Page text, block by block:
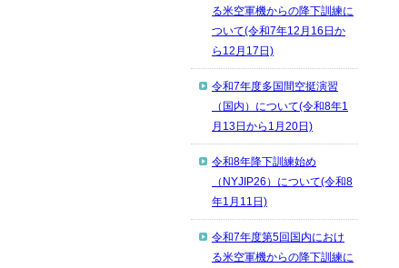
る米空軍機からの降下訓練に
ついて(令和7年12月16日か
ら12月17日)
令和7年度多国間空挺演習
（国内）について(令和8年1
月13日から1月20日)
令和8年降下訓練始め
（NYJIP26）について(令和8
年1月11日)
令和7年度第5回国内におけ
る米空軍機からの降下訓練に